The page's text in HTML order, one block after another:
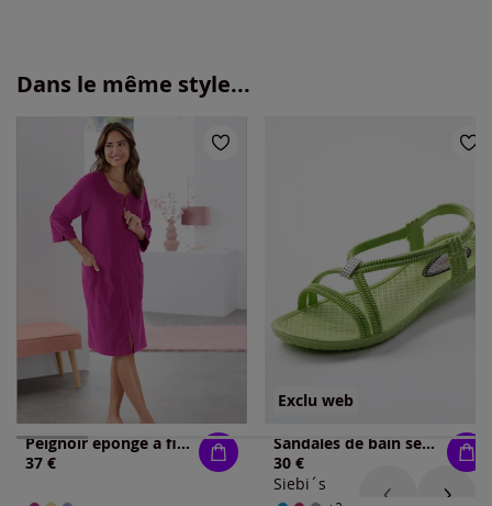
Dans le même style...
Peignoir éponge à fibres fines
37 €
Exclu web
Sandales de bain semelle de marche flexible
30 €
Siebi´s